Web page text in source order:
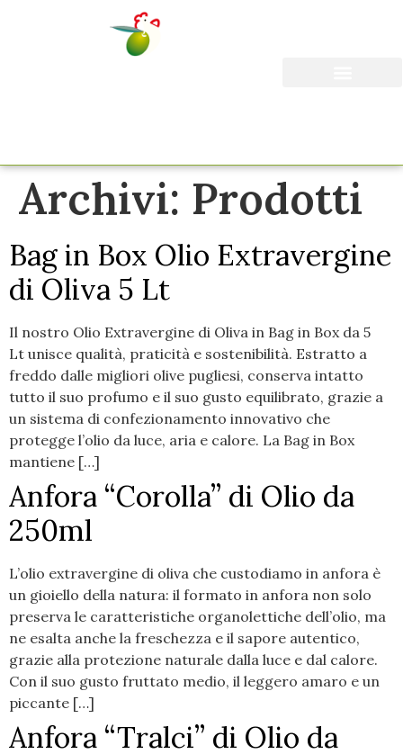
Archivi: Prodotti
Bag in Box Olio Extravergine
di Oliva 5 Lt
Il nostro Olio Extravergine di Oliva in Bag in Box da 5
Lt unisce qualità, praticità e sostenibilità. Estratto a
freddo dalle migliori olive pugliesi, conserva intatto
tutto il suo profumo e il suo gusto equilibrato, grazie a
un sistema di confezionamento innovativo che
protegge l’olio da luce, aria e calore. La Bag in Box
mantiene […]
Anfora “Corolla” di Olio da
250ml
L’olio extravergine di oliva che custodiamo in anfora è
un gioiello della natura: il formato in anfora non solo
preserva le caratteristiche organolettiche dell’olio, ma
ne esalta anche la freschezza e il sapore autentico,
grazie alla protezione naturale dalla luce e dal calore.
Con il suo gusto fruttato medio, il leggero amaro e un
piccante […]
Anfora “Tralci” di Olio da